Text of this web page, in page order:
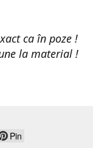
ca în poze !
la material !
Pin